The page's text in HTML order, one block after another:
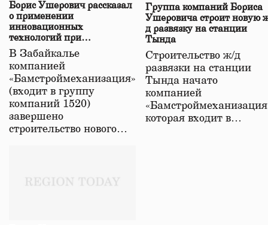
Борис Ушерович рассказал
о применении
инновационных
технологий при
строительстве нового моста
в Забайкалье
В Забайкалье
компанией
«Бамстроймеханизация»
(входит в группу
компаний 1520)
завершено
строительство нового…
Группа компаний Бориса
Ушеровича строит новую
д развязку на станции
Тында
Строительство ж/д
развязки на станции
Тында начато
компанией
которая входит в…